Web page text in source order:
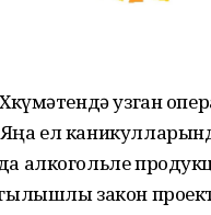
узган
ел
алкогольле
закон